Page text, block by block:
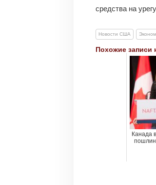
средства на
Новости США
Похожие записи
Канада